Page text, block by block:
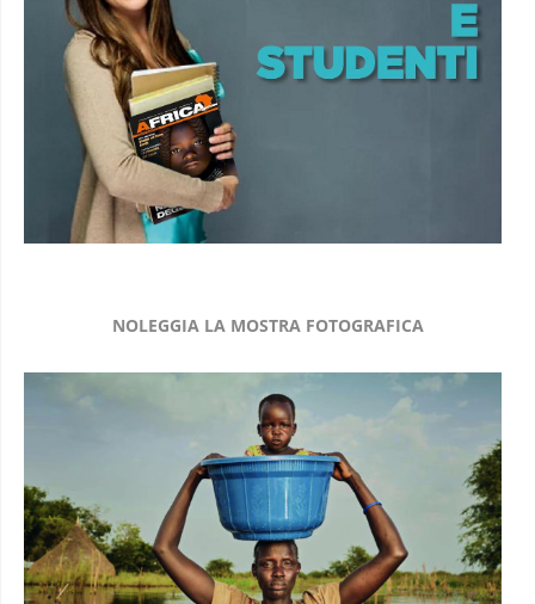
NOLEGGIA LA MOSTRA FOTOGRAFICA